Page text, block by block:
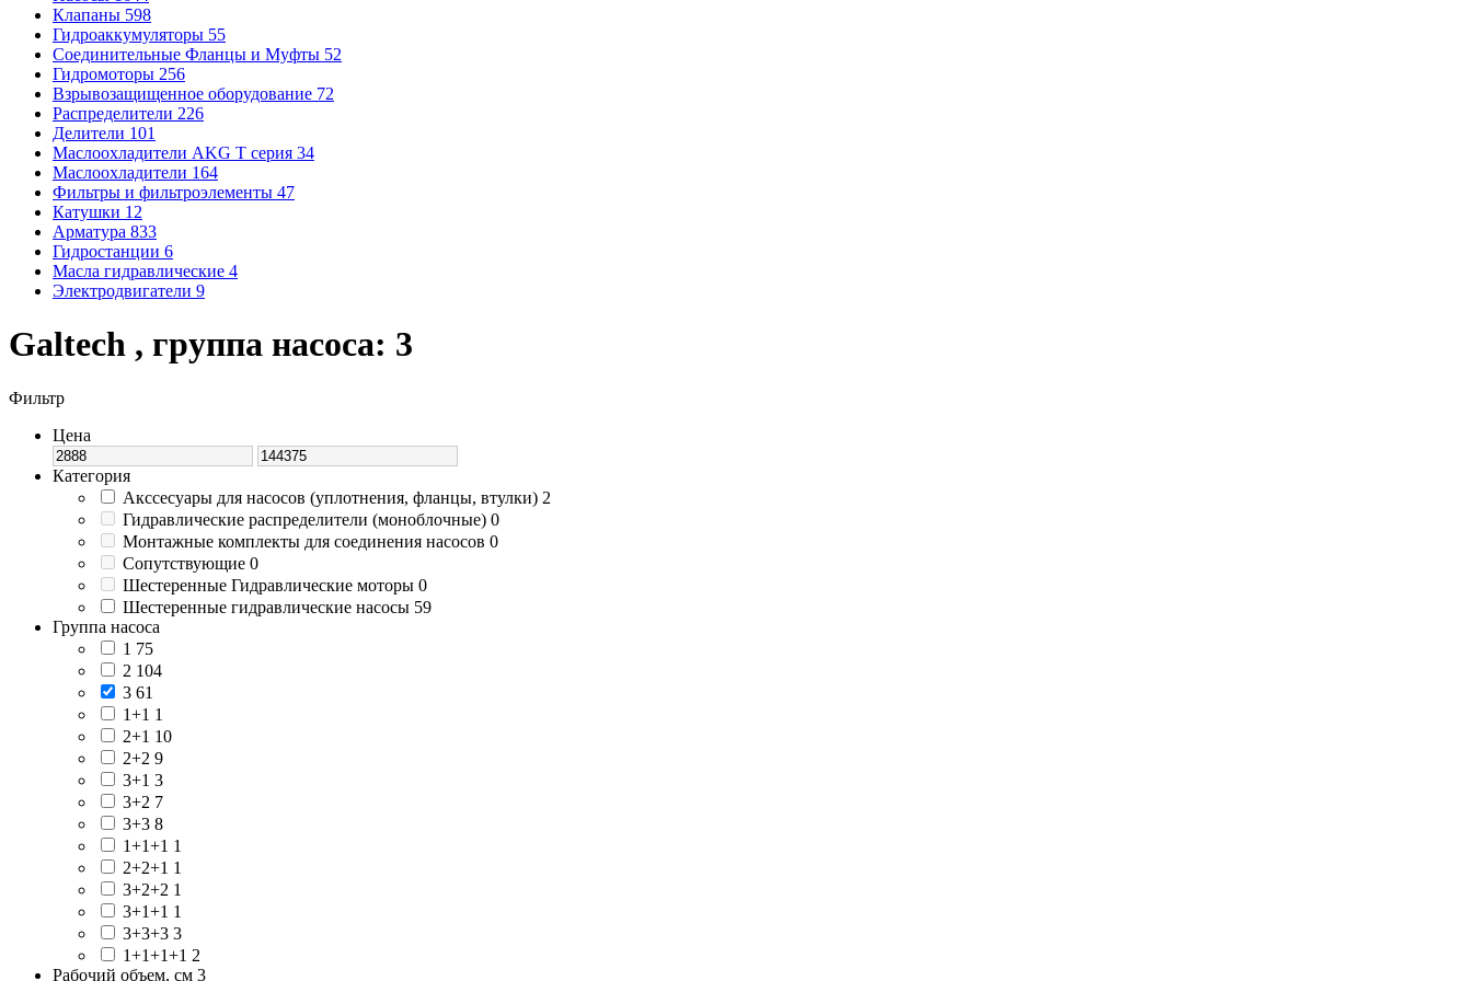
Клапаны 598
Гидроаккумуляторы 55
Соединительные Фланцы и Муфты 52
Гидромоторы 256
Взрывозащищенное оборудование 72
Распределители 226
Делители 101
Маслоохладители AKG T серия 34
Маслоохладители 164
Фильтры и фильтроэлементы 47
Катушки 12
Арматура 833
Гидростанции 6
Масла гидравлические 4
Электродвигатели 9
Galtech , группа насоса: 3
Фильтр
Цена
Категория
Акссесуары для насосов (уплотнения, фланцы, втулки) 2
Гидравлические распределители (моноблочные) 0
Монтажные комплекты для соединения насосов 0
Сопутствующие 0
Шестеренные Гидравлические моторы 0
Шестеренные гидравлические насосы 59
Группа насоса
1 75
2 104
3 61
1+1 1
2+1 10
2+2 9
3+1 3
3+2 7
3+3 8
1+1+1 1
2+2+1 1
3+2+2 1
3+1+1 1
3+3+3 3
1+1+1+1 2
Рабочий объем, см 3